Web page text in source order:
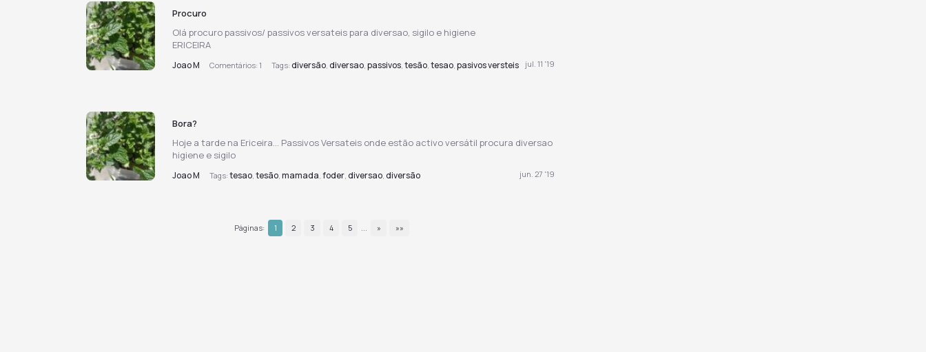
Procuro
Olá procuro passivos/ passivos versateis para diversao, sigilo e higiene
ERICEIRA
Joao M jul. 11 '19
Comentários: 1 Tags: diversão, diversao, passivos, tesão, tesao, pasivos versteis
Bora?
Hoje a tarde na Ericeira... Passivos Versateis onde estão activo versátil procura diversao
higiene e sigilo
Joao M jun. 27 '19
Tags: tesao, tesão, mamada, foder, diversao, diversão
Páginas: 1 2 3 4 5 ... » »»